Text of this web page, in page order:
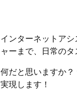
インターネットア
ャーまで、日常のタ
何だと思いますか？
実現します！